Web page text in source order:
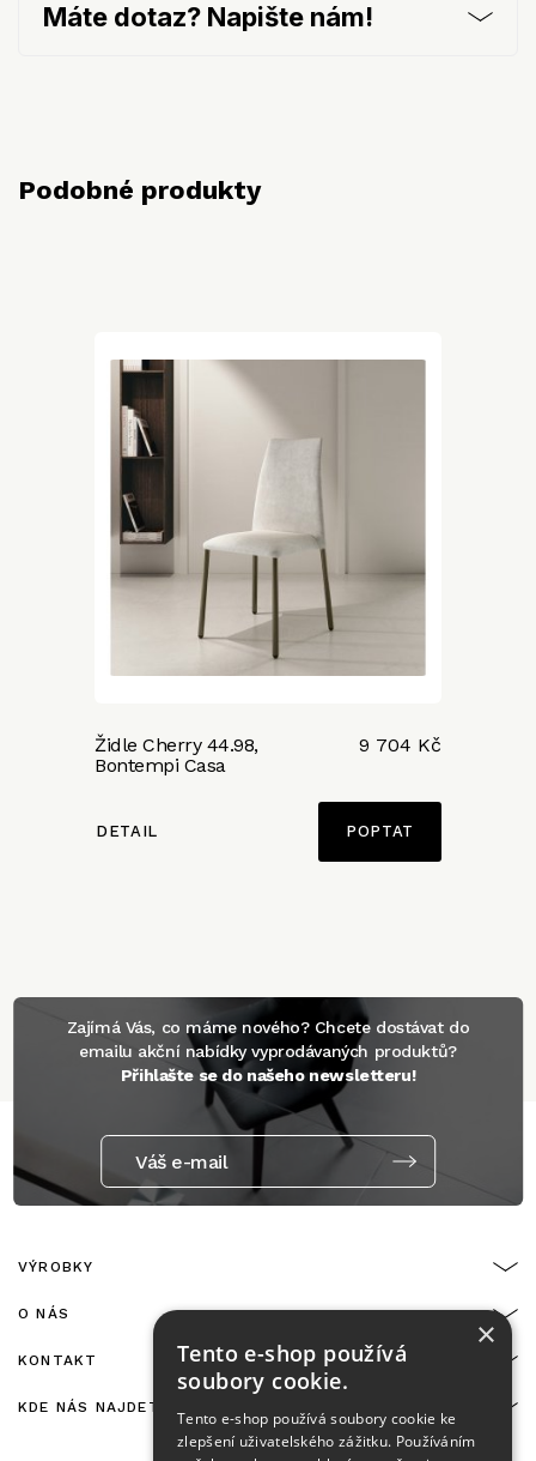
Máte dotaz? Napište nám!
Podobné produkty
Židle Cherry 44.98,
Bontempi Casa
9 704 Kč
DETAIL POPTAT
Zajímá Vás, co máme nového? Chcete dostávat do
emailu akční nabídky vyprodávaných produktů?
Přihlašte se do našeho newsletteru!
Váš e-mail
VÝROBKY
O NÁS
KONTAKT
KDE NÁS NAJDETE
×
Tento e-shop používá
soubory cookie.
Tento e-shop používá soubory cookie ke
zlepšení uživatelského zážitku. Používáním